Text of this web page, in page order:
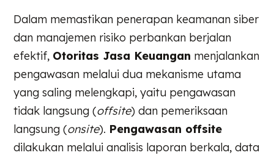
Dalam memastikan penerapan keamanan siber
dan manajemen risiko perbankan berjalan
efektif, Otoritas Jasa Keuangan menjalankan
pengawasan melalui dua mekanisme utama
yang saling melengkapi, yaitu pengawasan
tidak langsung (offsite) dan pemeriksaan
langsung (onsite). Pengawasan offsite
dilakukan melalui analisis laporan berkala, data